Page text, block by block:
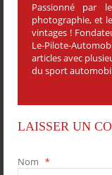
Passionné par
photographie, et
vintages !
Le-Pilote-
articles avec
du sport
LAISSER UN
Nom *